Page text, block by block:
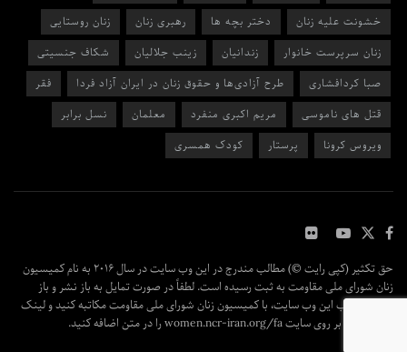
خشونت علیه زنان
دختر بچه ها رهبری زنان
زنان روستایی
زنان سرپرست خانوار
زندانیان زینب جلالیان
شکاف جنسیتی
صبا کردافشاری
طرح آزادی‌ها و حقوق زنان در ایران آزاد فردا
فقر
قتل های ناموسی
مریم اکبری منفرد معلمان
نسل برابر
ویروس کرونا
پرستار کودک همسری
حق تکثیر (کپی رایت ©) مطالب مندرج در این وب سایت در سال ۲۰۱۶ به نام کمیسیون
زنان شورای ملی مقاومت به ثبت رسیده است. لطفاً در صورت تمایل به باز نشر و باز
پخش مطالب این وب سایت، با کمیسیون زنان شورای ملی مقاومت مکاتبه کنید و لینک
مقاله اصلی بر روی سایت women.ncr-iran.org/fa را در متن اضافه کنید.